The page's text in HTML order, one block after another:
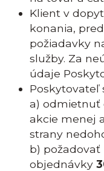
Klient v
konania,
požiadavky
služby. Za
údaje
Poskytovateľ
a) odmietnuť
akcie menej
strany
b)
objednávky